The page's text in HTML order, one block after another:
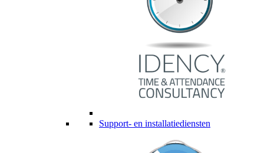
Support- en installatiediensten